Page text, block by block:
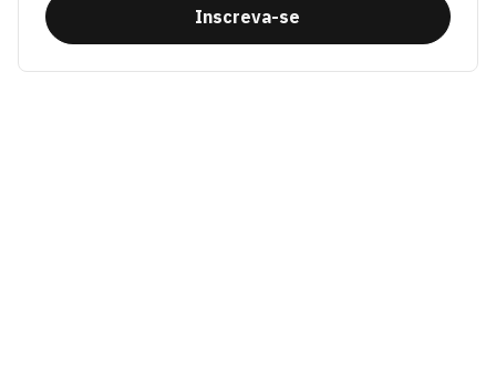
Inscreva-se